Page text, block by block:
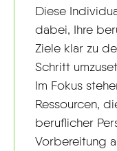
Diese
dabei, Ihre
Ziele klar zu
Schritt
Im Fokus
Ressourcen,
beruflicher
Vorbereitung